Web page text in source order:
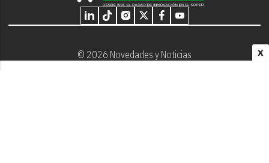
X
© 2026 Novedades y Noticias